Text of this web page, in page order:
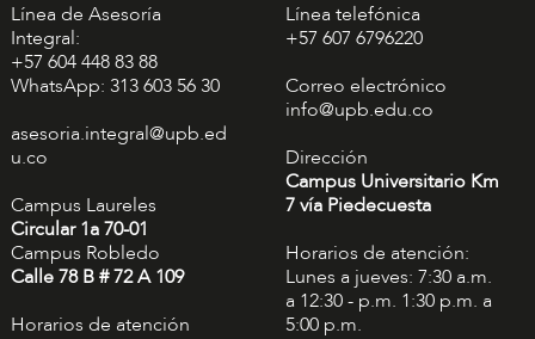
Línea de Asesoría
Integral:
+57 604 448 83 88
WhatsApp: 313 603 56 30
asesoria.integral@upb.ed
u.co
Campus Laureles
Circular 1a 70-01
Campus Robledo
Calle 78 B # 72 A 109
Horarios de atención
Línea telefónica
+57 607 6796220
Correo electrónico
info@upb.edu.co
Dirección
Campus Universitario Km
7 vía Piedecuesta
Horarios de atención:
Lunes a jueves: 7:30 a.m.
a 12:30 - p.m. 1:30 p.m. a
5:00 p.m.